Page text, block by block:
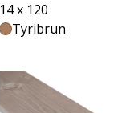
14 x 120
Tyribrun